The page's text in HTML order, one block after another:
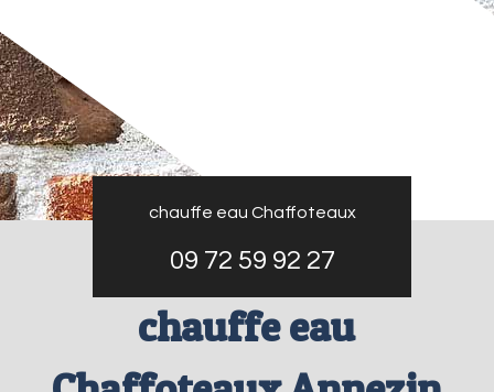
chauffe eau Chaffoteaux
09 72 59 92 27
chauffe eau